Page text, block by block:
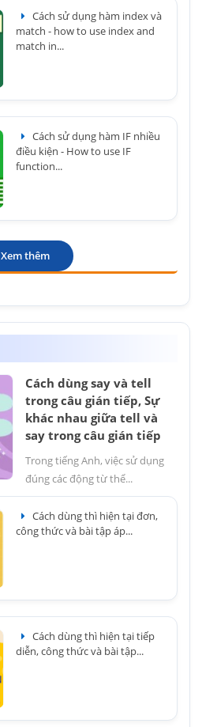
Cách sử dụng hàm index và
match - how to use index and
match in...
Cách sử dụng hàm IF nhiều
điều kiện - How to use IF
function...
Xem thêm
Cách dùng say và tell
trong câu gián tiếp, Sự
khác nhau giữa tell và
say trong câu gián tiếp
Trong tiếng Anh, việc sử dụng
đúng các động từ thể...
Cách dùng thì hiện tại đơn,
công thức và bài tập áp...
Cách dùng thì hiện tại tiếp
diễn, công thức và bài tập...